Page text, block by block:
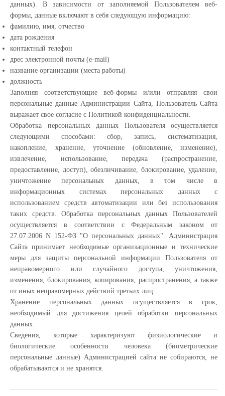
данных). В зависимости от заполняемой Пользователем веб-
формы, данные включают в себя следующую информацию:
фамилию, имя, отчество
дата рождения
контактный телефон
дрес электронной почты (e-mail)
название организации (места работы)
должность
Заполняя соответствующие веб-формы и/или отправляя свои
персональные данные Администрации Сайта, Пользователь Сайта
выражает свое согласие с Политикой конфиденциальности.
Обработка персональных данных Пользователя осуществляется
следующими способами: сбор, запись, систематизация,
накопление, хранение, уточнение (обновление, изменение),
извлечение, использование, передача (распространение,
предоставление, доступ), обезличивание, блокирование, удаление,
уничтожение персональных данных, в том числе в
информационных системах персональных данных с
использованием средств автоматизации или без использования
таких средств. Обработка персональных данных Пользователей
осуществляется в соответствии с Федеральным законом от
27.07.2006 N 152-ФЗ "О персональных данных". Администрация
Сайта принимает необходимые организационные и технические
меры для защиты персональной информации Пользователя от
неправомерного или случайного доступа, уничтожения,
изменения, блокирования, копирования, распространения, а также
от иных неправомерных действий третьих лиц.
Хранение персональных данных осуществляется в срок,
необходимый для достижения целей обработки персональных
данных.
Сведения, которые характеризуют физиологические и
биологические особенности человека (биометрические
персональные данные) Администрацией сайта не собираются, не
обрабатываются и не хранятся.